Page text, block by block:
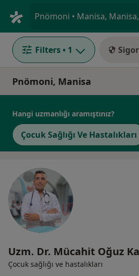
Pnömoni • Manisa,
Filters • 1
Pnömoni, Manisa
Hangi uzmanlığı aramıştınız?
Çocuk Sağlığı Ve Hastalıkları
Uzm. Dr. Mücahit Oğuz
Çocuk sağlığı ve hastalıkları